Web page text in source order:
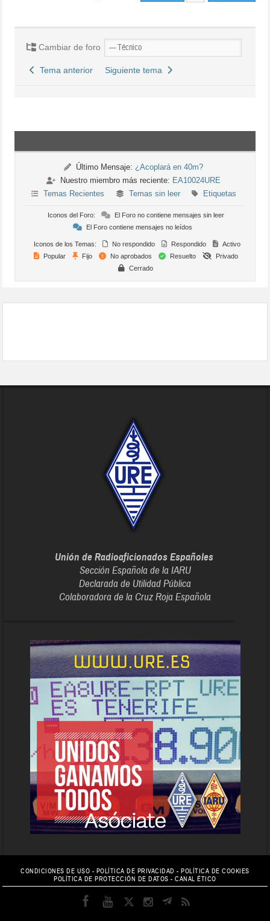
Cambiar de foro
Tema anterior Siguiente tema
Último Mensaje: ¿Acoplará en 40m?
Nuestro miembro más reciente: EA10024URE
Temas Recientes
Temas sin leer Etiquetas
Iconos del Foro:
El Foro no contiene mensajes sin leer
El Foro contiene mensajes no leídos
Iconos de los Temas: No respondido Respondido
Activo
Popular
Fijo No aprobados Resuelto
Privado
Cerrado
Unión de Radioaficionados Españoles
Sección Española de la IARU
Declarada de Utilidad Pública
Colaboradora de la Cruz Roja Española
CONDICIONES DE USO - POLÍTICA DE PRIVACIDAD -POLÍTICA DE COOKIES
POLÍTICA DE PROTECCIÓN DE DATOS -CANAL ÉTICO